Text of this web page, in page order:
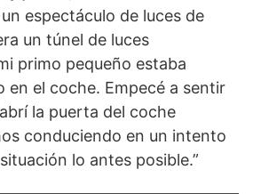
espectáculo de luces de
un túnel de luces
primo pequeño estaba
en el coche. Empecé a sentir
la puerta del coche
conduciendo en un intento
lo antes posible.”